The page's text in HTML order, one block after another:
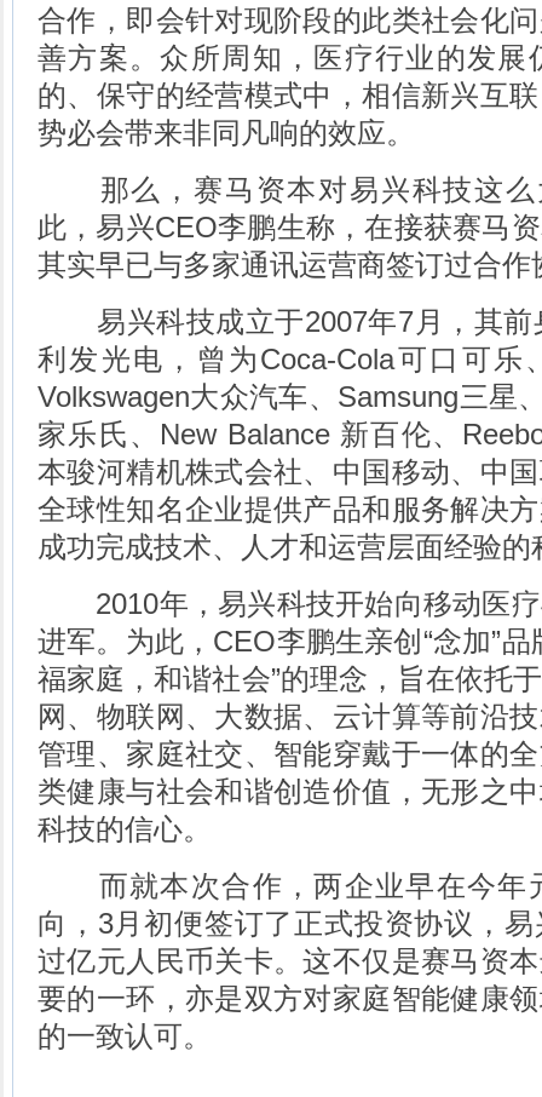
合作，即会针对现阶段的此类社会化
善方案。众所周知，医疗行业的发展
的、保守的经营模式中，相信新兴互
势必会带来非同凡响的效应。
那么，赛马资本对易兴科技这么
此，易兴CEO李鹏生称，在接获赛马
其实早已与多家通讯运营商签订过合作
易兴科技成立于2007年7月，其前
利发光电，曾为Coca-Cola可口可乐
Volkswagen大众汽车、Samsung三星
家乐氏、New Balance 新百伦、
本骏河精机株式会社、中国移动、中
全球性知名企业提供产品和服务解决
成功完成技术、人才和运营层面经验的
2010年，易兴科技开始向移动医疗
进军。为此，CEO李鹏生亲创“念加”
福家庭，和谐社会”的理念，旨在依托
网、物联网、大数据、云计算等前沿
管理、家庭社交、智能穿戴于一体的
类健康与社会和谐创造价值，无形之
科技的信心。
而就本次合作，两企业早在今年
向，3月初便签订了正式投资协议，
过亿元人民币关卡。这不仅是赛马资
要的一环，亦是双方对家庭智能健康
的一致认可。